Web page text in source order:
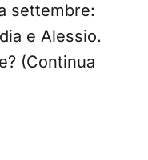
settembre:
e Alessio.
(Continua